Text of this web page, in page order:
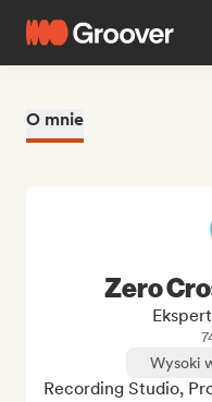
O mnie
Zero
Wysoki
Recording Studio,